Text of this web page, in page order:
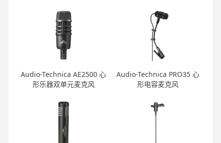
Audio-Technica AE2500 心
形乐器双单元麦克风
Audio-Technica PRO35 心
形电容麦克风